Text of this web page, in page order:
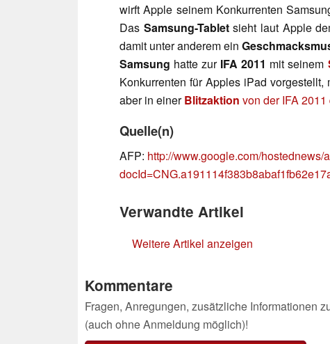
wirft Apple seinem Konkurrenten
Das Samsung-Tabletsieht laut Apple
damit unter anderem ein
Samsung hatte zur IFA 2011 mit seinem
Konkurrenten für Apples iPad
aber in einerBlitzaktion von der IFA 2011
Quelle(n)
AFP: http://www.google.com/
Verwandte Artikel
Weitere Artikel anzeigen
Kommentare
Fragen, Anregungen, zusätzliche Informationen
(auch ohne Anmeldung möglich)!